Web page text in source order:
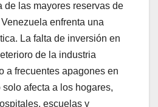
de las mayores reservas de
enfrenta una
La falta de inversión en
de la industria
a frecuentes apagones en
afecta a los hogares,
escuelas y